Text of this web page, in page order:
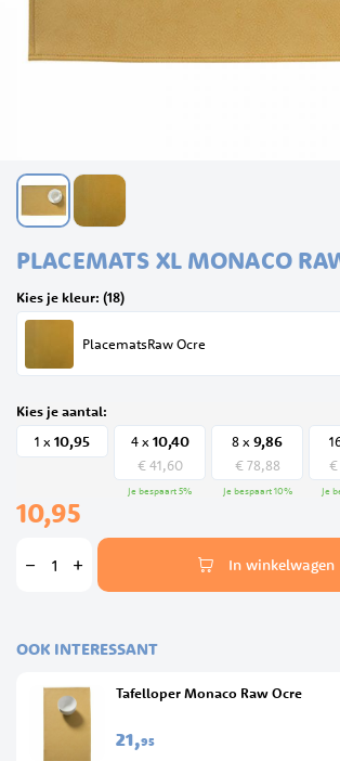
naar
begin
afbeeldingen-
PLACEMATS XL MONACO
Kies je kleur: (18)
PlacematsRaw Ocre
10,95
Kies je aantal:
1 x 10,95 4 x 10,40
€ 41,60
Je bespaart5%
8 x 9,86
€ 78,88
Je bespaart10%
€
Je
In winkelwagen
OOK INTERESSANT
Tafelloper Monaco Raw Ocre
21,95